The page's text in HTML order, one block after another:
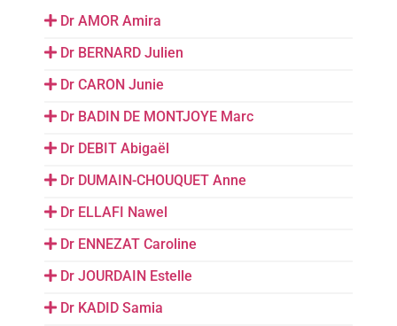
Dr AMOR Amira
Dr BERNARD Julien
Dr CARON Junie
Dr BADIN DE MONTJOYE Marc
Dr DEBIT Abigaël
Dr DUMAIN-CHOUQUET Anne
Dr ELLAFI Nawel
Dr ENNEZAT Caroline
Dr JOURDAIN Estelle
Dr KADID Samia